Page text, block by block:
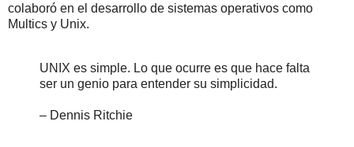
colaboró en el desarrollo de sistemas operativos como
Multics y Unix.
UNIX es simple. Lo que ocurre es que hace falta
ser un genio para entender su simplicidad.
– Dennis Ritchie